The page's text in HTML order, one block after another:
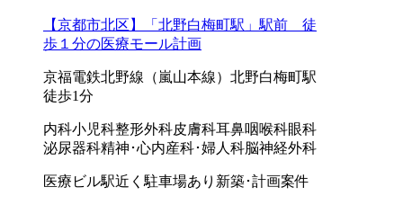
【京都市北区】「北野白梅町駅」駅前 徒
歩１分の医療モール計画
京福電鉄北野線（嵐山本線）北野白梅町駅
徒歩1分
内科小児科整形外科皮膚科耳鼻咽喉科眼科
泌尿器科精神･心内産科･婦人科脳神経外科
医療ビル駅近く 駐車場あり 新築･計画案件